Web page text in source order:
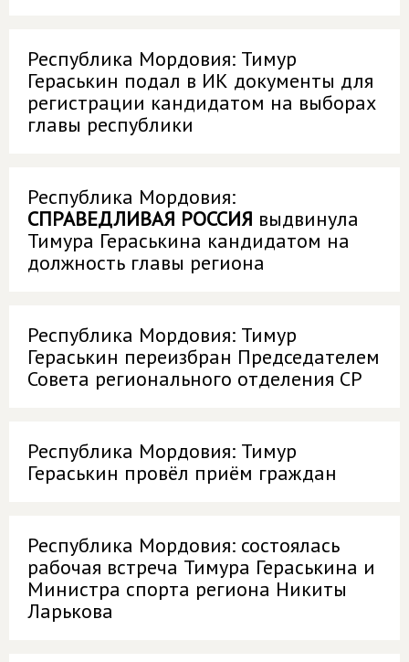
Республика Мордовия: Тимур
Гераськин подал в ИК документы для
регистрации кандидатом на выборах
главы республики
Республика Мордовия:
СПРАВЕДЛИВАЯ РОССИЯ выдвинула
Тимура Гераськина кандидатом на
должность главы региона
Республика Мордовия: Тимур
Гераськин переизбран Председателем
Совета регионального отделения СР
Республика Мордовия: Тимур
Гераськин провёл приём граждан
Республика Мордовия: состоялась
рабочая встреча Тимура Гераськина и
Министра спорта региона Никиты
Ларькова